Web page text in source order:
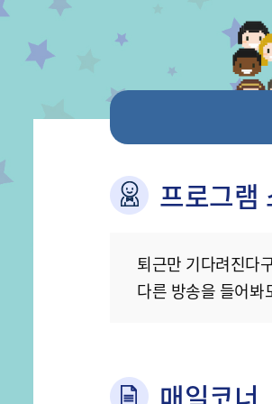
프로그램
퇴근만 기다려진다
다른 방송을 들어